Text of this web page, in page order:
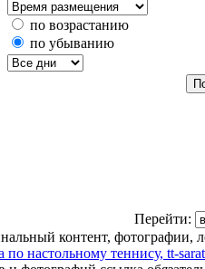
по возрастанию
по убыванию
Перейти:
контент, фотографии,
по настольному теннису, tt-